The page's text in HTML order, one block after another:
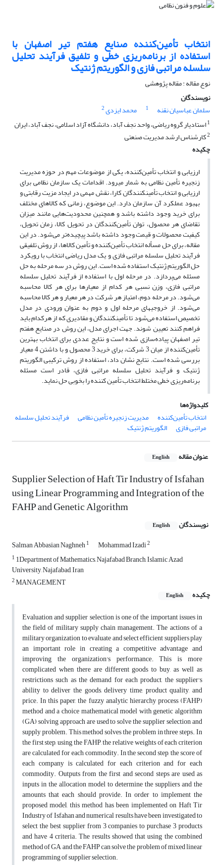
انتخاب تأمین‌کننده صنایع هفتم تیر اصفهان با
استفاده از برنامه‌ریزی خطی و تلفیق فرآیند تحلیل
سلسله مراتبی فازی و الگوریتم ژنتیک
نوع مقاله : مقاله پژوهشی
نویسندگان
سلمان عباسیان نقنه
1 محمد ایزدی2
1استادیار گروه ریاضی، واحد نجف آباد، دانشگاه آزاد اسلامی، نجف آباد، ایران
2کارشناس ارشد مدیریت صنعتی
چکیده
ارزیابی و انتخاب تأمین‌­کننده، یکی از موضوعات مهم در حوزه مدیریت
زنجیره تأمین نظامی به ­شمار می­رود. اقدامات یک سازمان نظامی برای
ارزیابی و انتخاب تأمین­کنندگان کارا، نقش مهمی در ایجاد مزیت رقابتی و
بهبود عملکرد آن سازمان دارد. این موضوع، زمانی که کالاهای مختلف
برای خرید وجود داشته باشد و همچنین محدودیت‌هایی مانند میزان
تقاضای هر محصول، توان تأمین‌کنندگان در تحویل کالا، زمان تحویل،
کیفیت محصولات و قیمت وجود داشته باشد پیچیده‌تر می‌شود. در این
مقاله، برای حل مسأله انتخاب تأمین‌کننده و تأمین کالاها، از روش تلفیقی
فرآیند تحلیل سلسله مراتبی فازی و یک مدل ریاضی انتخاب با رویکرد
حل الگوریتم ژنتیک استفاده شده است. این روش در سه مرحله به حل
مسئله می‌پردازد. در مرحله اول با استفاده از فرآیند تحلیل سلسله
مراتبی فازی، وزن نسبی هر کدام از معیارها برای هر کالا محاسبه
می‌شود. در مرحله دوم، امتیاز هر شرکت در هر معیار و هر کالا محاسبه
می‌شود. از خروجی­های مرحله اول و دوم به عنوان ورودی در مدل
تخصیص استفاده می‌شود تا تأمین­کنندگان و مقادیری که از هرکدام باید
فراهم کنند تعیین شوند. جهت اجرای مدل، این روش در صنایع هفتم
تیر اصفهان پیاده‌سازی شده است و نتایج عددی برای انتخاب بهترین
تأمین‌کننده از میان 3 شرکت، برای خرید 3 محصول و با داشتن 4 معیار
بررسی شده است. نتایج نشان داد، استفاده از روش ترکیبی الگوریتم
ژنتیک و فرآیند تحلیل سلسله مراتبی فازی، قادر است مسئله
برنامه‌ریزی خطی مختلط انتخاب تأمین کننده را بخوبی حل نماید.
کلیدواژه‌ها
انتخاب تأمین‌کننده
مدیریت زنجیره تأمین نظامی فرآیند تحلیل سلسله
مراتبی فازی الگوریتم ژنتیک
عنوان مقاله English
Supplier Selection of Haft Tir Industry of Isfahan
using Linear Programming and Integration of the
FAHP and Genetic Algorithm
نویسندگان English
Salman Abbasian Naghneh1 Mohammad Izadi2
1 1Department of Mathematics, Najafabad Branch, Islamic Azad
University, Najafabad, Iran
2MANAGEMENT
چکیده
English
Evaluation and supplier selection is one of the important issues in
the field of military supply chain management. The actions of a
military organization to evaluate and select efficient suppliers play
an important role in creating a competitive advantage and
improving the organization's performance. This is more
complicated when there are different goods to buy, as well as
restrictions such as the demand for each product, the supplier's
ability to deliver the goods, delivery time, product quality, and
price. In this paper, the fuzzy analytic hierarchy process (FAHP)
method and a choice mathematical model with genetic algorithm
(GA) solving approach are used to solve the supplier selection and
supply problem. This method solves the problem in three steps. In
the first step, using the FAHP, the relative weights of each criterion
are calculated for each commodity. In the second step, the score of
each company is calculated for each criterion and for each
commodity. Outputs from the first and second steps are used as
inputs in the allocation model to determine the suppliers and the
amounts that each should provide. In order to implement the
proposed model, this method has been implemented on Haft Tir
Industry of Isfahan and numerical results have been investigated to
select the best supplier from 3 companies to purchase 3 products
and have 4 criteria. The results showed that using the combined
method of GA and the FAHP can solve the problem of mixed linear
programming of supplier selection.